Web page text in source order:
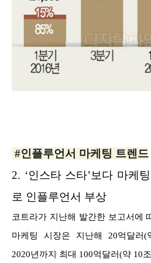
#인플루언서 마케팅 트렌드
2. ‘인스타 스타’보다 마케
로 인플루언서 부상
코트라가 지난해 발간한 보고서에
마케팅 시장은 지난해 20억달러
2020년까지 최대 100억달러(약 10